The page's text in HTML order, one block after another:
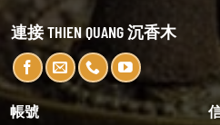
連接 THIEN QUANG 沉香木
帳號